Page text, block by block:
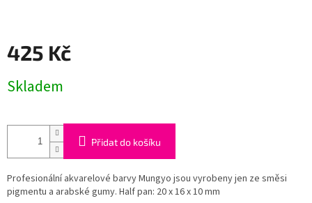
425 Kč
cena:
Skladem
Přidat do košíku
Profesionální akvarelové barvy Mungyo jsou vyrobeny jen ze směsi
pigmentu a arabské gumy. Half pan: 20 x 16 x 10 mm